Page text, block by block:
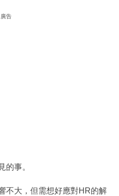
廣告
的事。
不大，但需想好應對HR的解